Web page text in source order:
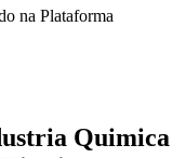
na Plataforma
Quimica